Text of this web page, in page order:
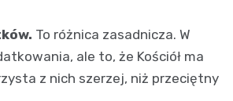
To różnica zasadnicza. W
ale to, że Kościół ma
z nich szerzej, niż przeciętny